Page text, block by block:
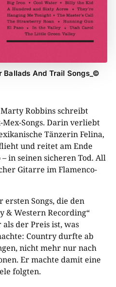
And Trail Songs_©
Robbins schreibt
Songs. Darin verliebt
Tänzerin Felina,
und reitet am Ende
in seinen sicheren Tod. All
Gitarre im Flamenco-
ersten Songs, die den
& Western Recording“
der Preis ist, was
Country durfte ab
nicht mehr nur nach
Er machte damit eine
folgten.